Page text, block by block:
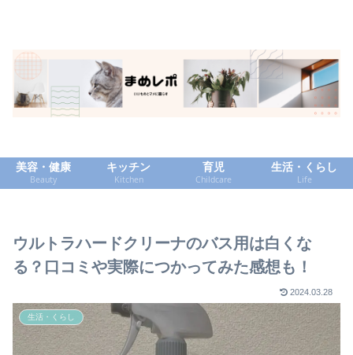
美容・健康
Beauty
キッチン
Kitchen
育児
Childcare
生活・くらし
Life
ウルトラハードクリーナのバス用は白くな
る？口コミや実際につかってみた感想も！
2024.03.28
生活・くらし